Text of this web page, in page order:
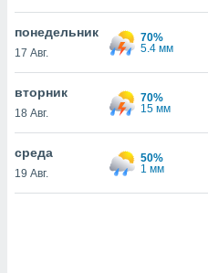
равно
нашим
понедельник
17 Авг.
70%
5.4 мм
вторник
18 Авг.
70%
15 мм
среда
19 Авг.
50%
1 мм